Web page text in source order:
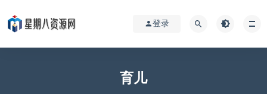
登录
育儿